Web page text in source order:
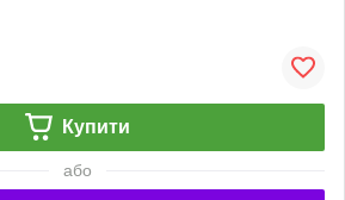
Купити
або